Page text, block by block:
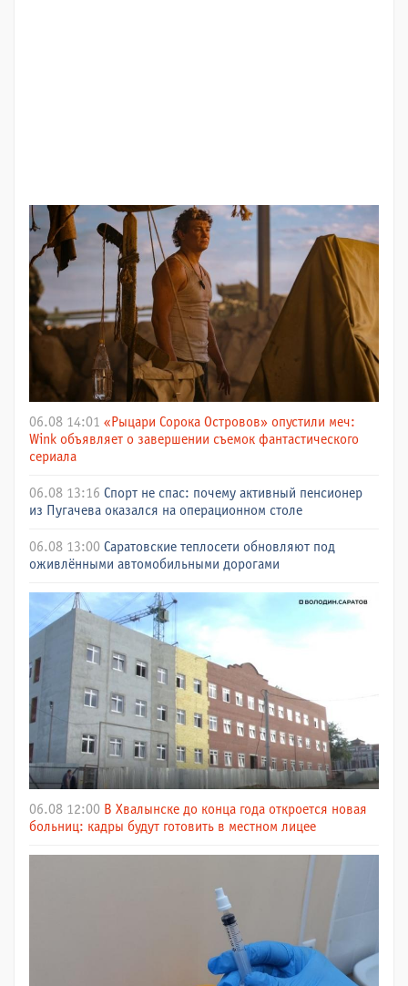
06.08 14:01 «Рыцари Сорока Островов» опустили меч:
Wink объявляет о завершении съемок фантастического
сериала
06.08 13:16 Спорт не спас: почему активный пенсионер
из Пугачева оказался на операционном столе
06.08 13:00 Саратовские теплосети обновляют под
оживлёнными автомобильными дорогами
06.08 12:00 В Хвалынске до конца года откроется новая
больниц: кадры будут готовить в местном лицее